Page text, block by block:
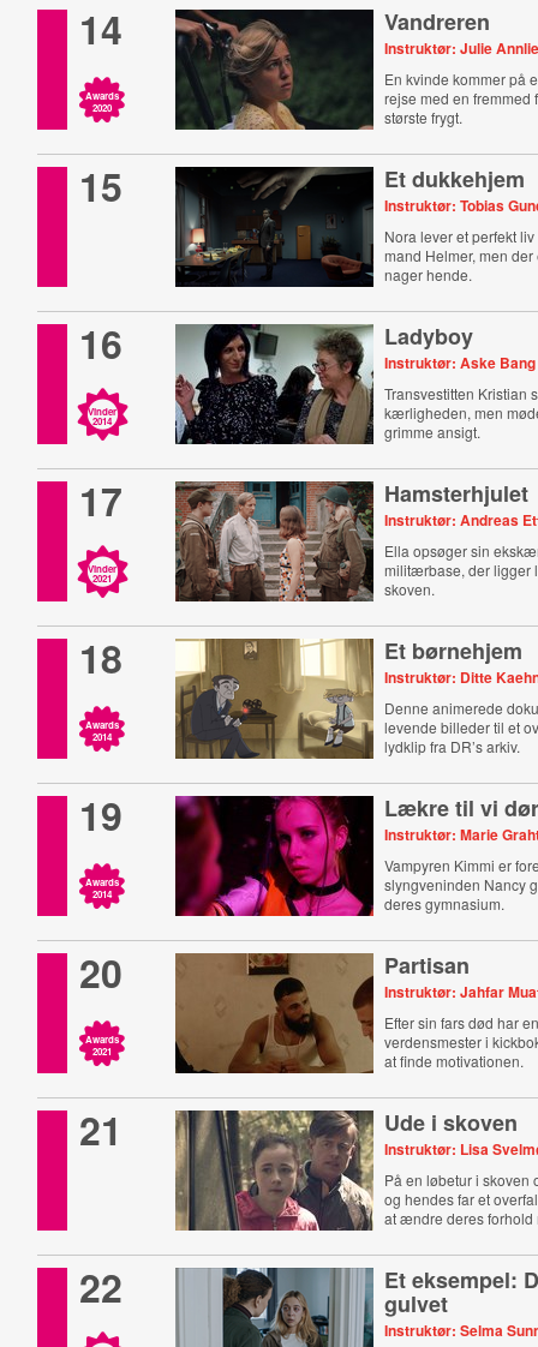
14
Awards
2020
Vandreren
Instruktør: Julie
En kvinde kommer på
rejse med en fremmed
største frygt.
15 Et dukkehjem
Instruktør: Tobias
Nora lever et perfekt
mand Helmer, men
nager hende.
16
Vinder
2014
Ladyboy
Instruktør: Aske Bang
Transvestitten Kristian
kærligheden, men
grimme ansigt.
17
Vinder
2021
Hamsterhjulet
Instruktør: Andreas
Ella opsøger sin
militærbase, der ligger
skoven.
18
Awards
2014
Et børnehjem
Instruktør: Ditte
Denne animerede
levende billeder til et
lydklip fra DR’s arkiv.
19
Awards
2014
Lækre til vi
Instruktør: Marie
Vampyren Kimmi er
slyngveninden Nancy
deres gymnasium.
20
Awards
2021
Partisan
Instruktør: Jahfar
Efter sin fars død har
verdensmester i
at finde motivationen.
21 Ude i skoven
Instruktør: Lisa
På en løbetur i
og hendes far et
at ændre deres forhold
22 Et eksempel:
gulvet
Instruktør: Selma